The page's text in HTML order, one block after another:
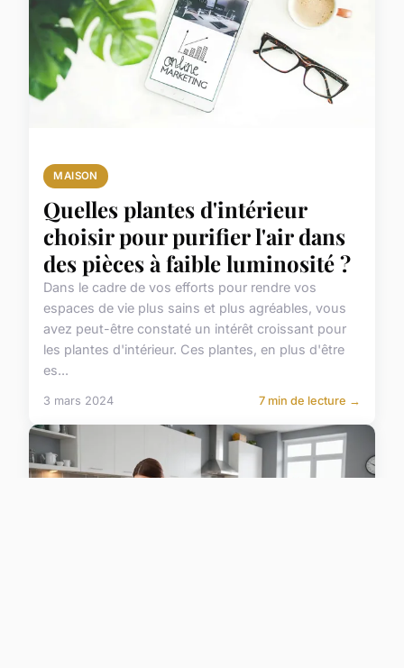
MAISON
Quelles plantes d'intérieur
choisir pour purifier l'air dans
des pièces à faible luminosité ?
Dans le cadre de vos efforts pour rendre vos
espaces de vie plus sains et plus agréables, vous
avez peut-être constaté un intérêt croissant pour
les plantes d'intérieur. Ces plantes, en plus d'être
es...
3 mars 2024 7 min de lecture →